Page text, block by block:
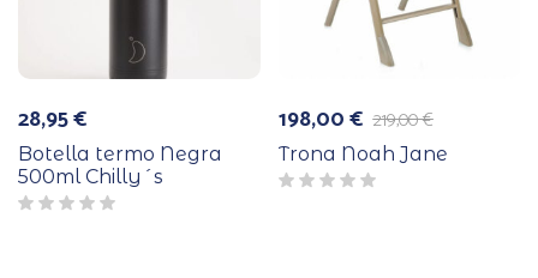
28,95€
Botella termo Negra
500ml Chilly´s
219,00€
El
precio
original
era:
198,00€
El
precio
actual
es:
Trona Noah Jane